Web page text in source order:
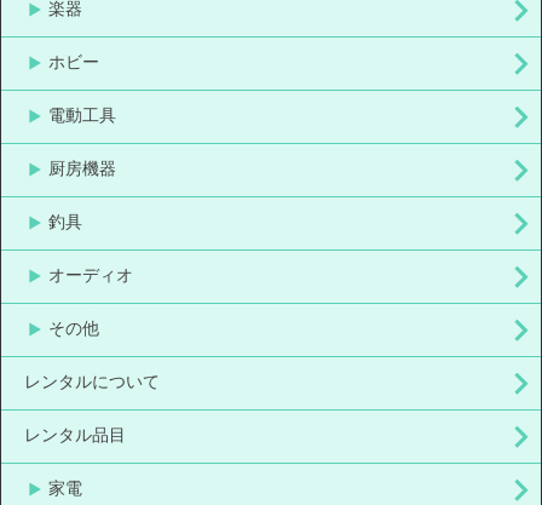
楽器
ホビー
電動工具
厨房機器
釣具
オーディオ
その他
レンタルについて
レンタル品目
家電